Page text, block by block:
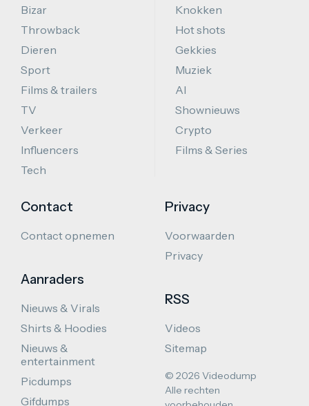
Bizar
Throwback
Dieren
Sport
Films & trailers
TV
Verkeer
Influencers
Tech
Knokken
Hot shots
Gekkies
Muziek
AI
Shownieuws
Crypto
Films & Series
Contact
Contact opnemen
Aanraders
Nieuws & Virals
Shirts & Hoodies
Nieuws &
entertainment
Picdumps
Gifdumps
Privacy
Voorwaarden
Privacy
RSS
Videos
Sitemap
© 2026 Videodump
Alle rechten